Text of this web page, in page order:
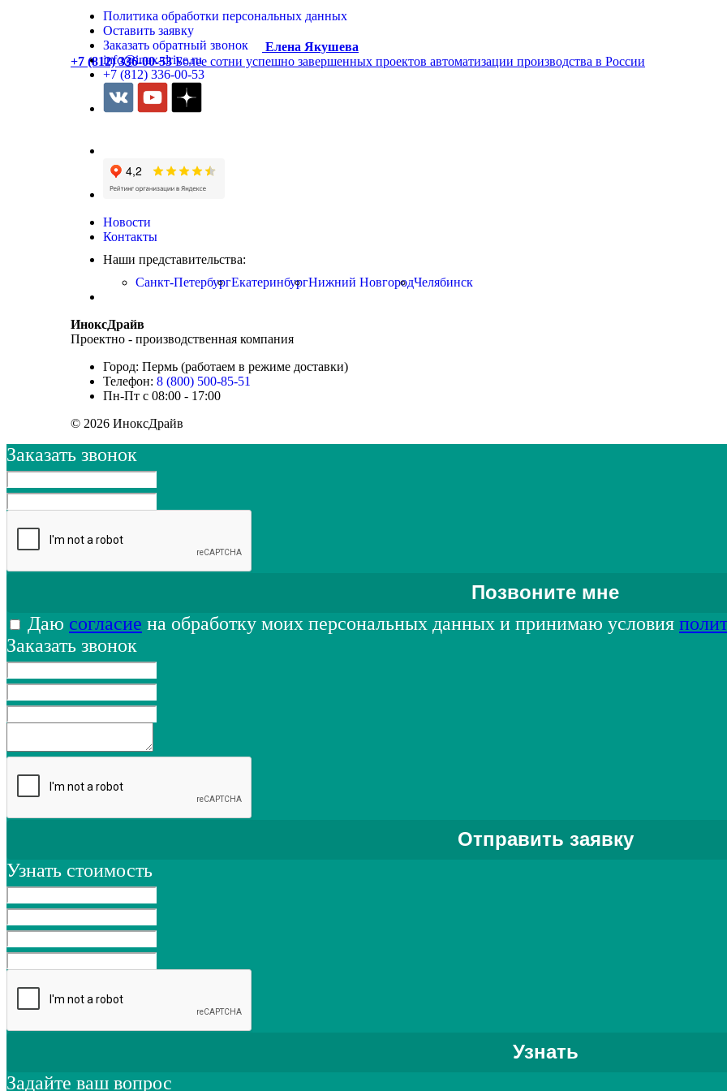
Елена Якушева
+7 (812) 336-00-53Более сотни успешно завершенных проектов автоматизации производства в России
Политика обработки персональных данных
Оставить заявку
Заказать обратный звонок
info@inox-drive.ru
+7 (812) 336-00-53
Новости
Контакты
Наши представительства:
Санкт-ПетербургЕкатеринбургНижний НовгородЧелябинск
ИноксДрайв
Проектно - производственная компания
Город: Пермь (работаем в режиме доставки)
Телефон: 8 (800) 500-85-51
Пн-Пт с 08:00 - 17:00
© 2026 ИноксДрайв
Заказать звонок
Даю согласие на обработку моих персональных данных и принимаю условия
Заказать звонок
Узнать стоимость
Задайте ваш вопрос